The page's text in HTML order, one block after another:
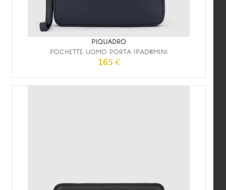
PIQUADRO
POCHETTE UOMO PORTA IPAD®MINI
165 €